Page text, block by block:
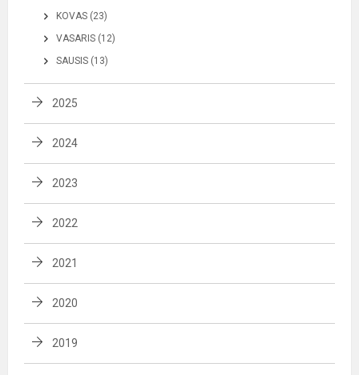
KOVAS (23)
VASARIS (12)
SAUSIS (13)
2025
2024
2023
2022
2021
2020
2019